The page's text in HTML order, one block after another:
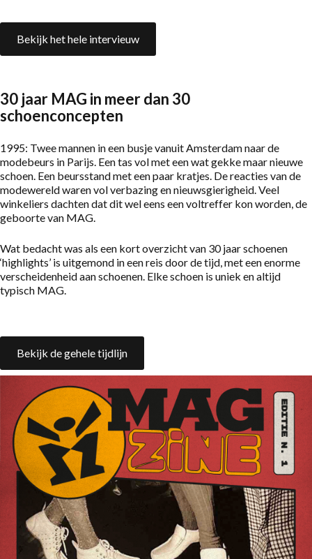
Bekijk het hele intervieuw
30 jaar MAG in meer dan 30
schoenconcepten
1995: Twee mannen in een busje vanuit Amsterdam naar de
modebeurs in Parijs. Een tas vol met een wat gekke maar nieuwe
schoen. Een beursstand met een paar kratjes. De reacties van de
modewereld waren vol verbazing en nieuwsgierigheid. Veel
winkeliers dachten dat dit wel eens een voltreffer kon worden, de
geboorte van MAG.
Wat bedacht was als een kort overzicht van 30 jaar schoenen
‘highlights’ is uitgemond in een reis door de tijd, met een enorme
verscheidenheid aan schoenen. Elke schoen is uniek en altijd
typisch MAG.
Bekijk de gehele tijdlijn